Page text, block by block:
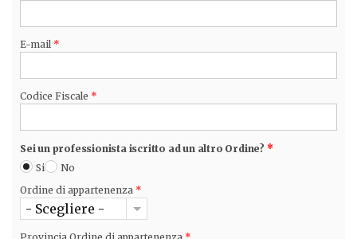
E-mail *
Codice Fiscale *
Sei un professionista iscritto ad un altro Ordine? *
Si
No
Ordine di appartenenza *
- Scegliere -